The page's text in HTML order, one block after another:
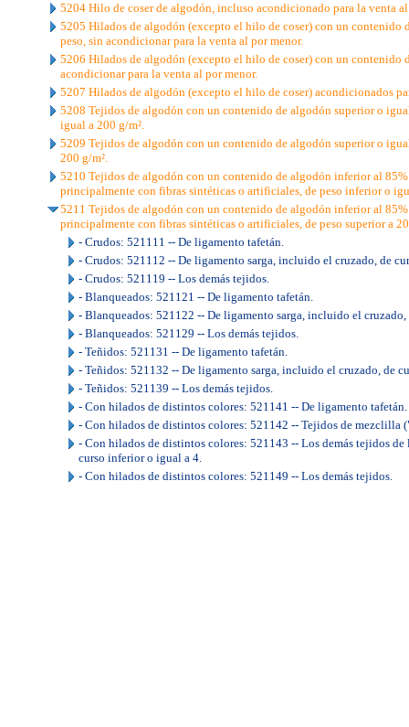
5204 Hilo de coser de algodón, incluso acondicionado para la venta
5205 Hilados de algodón (excepto el hilo de coser) con un contenido
peso, sin acondicionar para la venta al por menor.
5206 Hilados de algodón (excepto el hilo de coser) con un contenido
acondicionar para la venta al por menor.
5207 Hilados de algodón (excepto el hilo de coser) acondicionados
5208 Tejidos de algodón con un contenido de algodón superior o
igual a 200 g/m².
5209 Tejidos de algodón con un contenido de algodón superior o
200 g/m².
5210 Tejidos de algodón con un contenido de algodón inferior al
principalmente con fibras sintéticas o artificiales, de peso inferior o
5211 Tejidos de algodón con un contenido de algodón inferior al
principalmente con fibras sintéticas o artificiales, de peso superior a
- Crudos: 521111 -- De ligamento tafetán.
- Crudos: 521112 -- De ligamento sarga, incluido el cruzado, de
- Crudos: 521119 -- Los demás tejidos.
- Blanqueados: 521121 -- De ligamento tafetán.
- Blanqueados: 521122 -- De ligamento sarga, incluido el
- Blanqueados: 521129 -- Los demás tejidos.
- Teñidos: 521131 -- De ligamento tafetán.
- Teñidos: 521132 -- De ligamento sarga, incluido el cruzado, de
- Teñidos: 521139 -- Los demás tejidos.
- Con hilados de distintos colores: 521141 -- De ligamento tafetán.
- Con hilados de distintos colores: 521142 -- Tejidos de mezclilla
- Con hilados de distintos colores: 521143 -- Los demás tejidos
curso inferior o igual a 4.
- Con hilados de distintos colores: 521149 -- Los demás tejidos.